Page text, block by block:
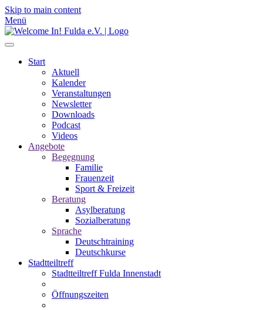
Skip to main content
Menü
Start
Aktuell
Kalender
Veranstaltungen
Newsletter
Downloads
Podcast
Videos
Angebote
Begegnung
Familie
Frauenzeit
Sport & Freizeit
Beratung
Asylberatung
Sozialberatung
Sprache
Deutschtraining
Deutschkurse
Stadtteiltreff
Stadtteiltreff Fulda Innenstadt
Öffnungszeiten